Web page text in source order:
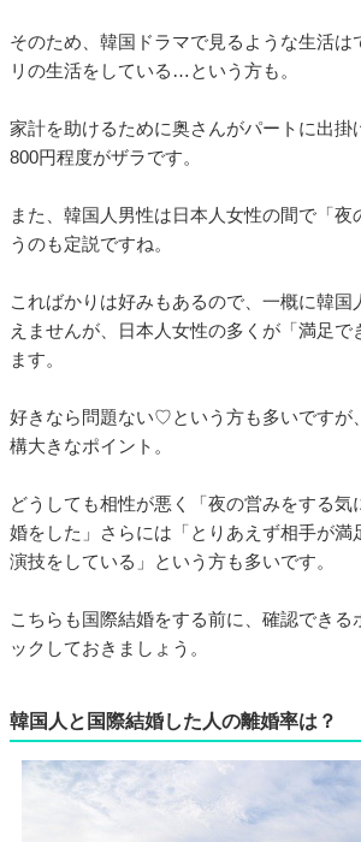
そのため、韓国ドラマで見るような生活は
リの生活をしている…という方も。
家計を助けるために奥さんがパートに出掛
800円程度がザラです。
また、韓国人男性は日本人女性の間で「夜
うのも定説ですね。
こればかりは好みもあるので、一概に韓国
えませんが、日本人女性の多くが「満足で
ます。
好きなら問題ない♡という方も多いですが
構大きなポイント。
どうしても相性が悪く「夜の営みをする気
婚をした」さらには「とりあえず相手が満
演技をしている」という方も多いです。
こちらも国際結婚をする前に、確認できる
ックしておきましょう。
韓国人と国際結婚した人の離婚率は？